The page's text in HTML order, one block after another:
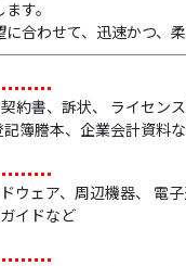
す。
合わせて、迅速かつ、
約書、訴状、 ライセン
簿謄本、企業会計資料
ウェア、周辺機器、 電
イドなど